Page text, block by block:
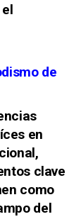
de
en
clave
como
del